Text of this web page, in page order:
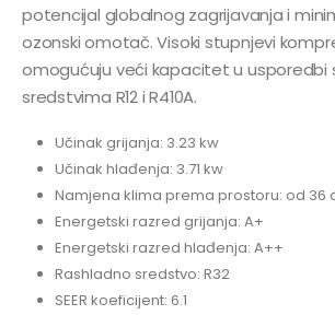
potencijal globalnog zagrijavanja i
ozonski omotač. Visoki stupnjevi
omogućuju veći kapacitet u usporedbi
sredstvima R12 i R410A.
Učinak grijanja: 3.23 kw
Učinak hlađenja: 3.71 kw
Namjena klima prema prostoru: od 36
Energetski razred grijanja: A+
Energetski razred hlađenja: A++
Rashladno sredstvo: R32
SEER koeficijent: 6.1